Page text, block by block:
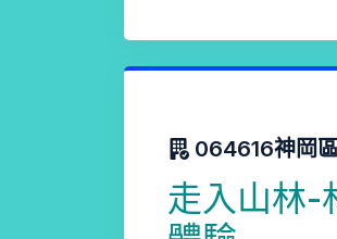
064616神岡
走入山林-